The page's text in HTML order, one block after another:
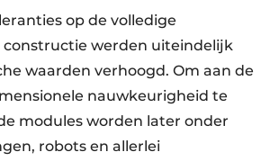
op de volledige
constructie werden uiteindelijk
waarden verhoogd. Om aan de
nauwkeurigheid te
modules worden later onder
robots en allerlei